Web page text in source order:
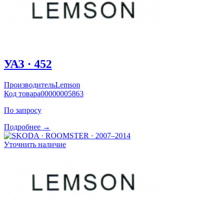
УАЗ · 452
ПроизводительLemson
Код товара00000005863
По запросу
Подробнее →
Уточнить наличие